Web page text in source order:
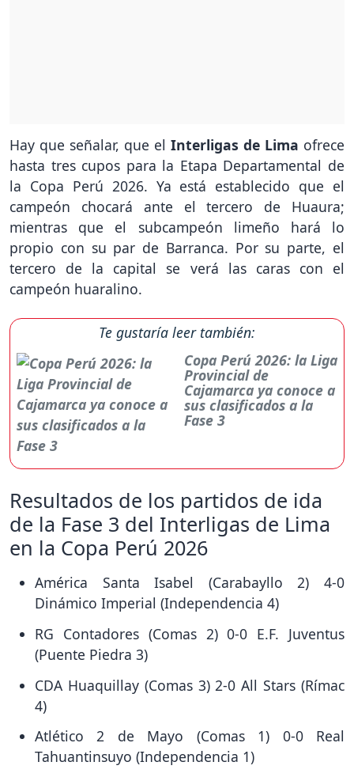
Hay que señalar, que el Interligas de Lima ofrece
hasta tres cupos para la Etapa Departamental de
la Copa Perú 2026. Ya está establecido que el
campeón chocará ante el tercero de Huaura;
mientras que el subcampeón limeño hará lo
propio con su par de Barranca. Por su parte, el
tercero de la capital se verá las caras con el
campeón huaralino.
Te gustaría leer también:
Copa Perú 2026: la Liga
Provincial de
Cajamarca ya conoce a
sus clasificados a la
Fase 3
Resultados de los partidos de ida
de la Fase 3 del Interligas de Lima
en la Copa Perú 2026
América Santa Isabel (Carabayllo 2) 4-0
Dinámico Imperial (Independencia 4)
RG Contadores (Comas 2) 0-0 E.F. Juventus
(Puente Piedra 3)
CDA Huaquillay (Comas 3) 2-0 All Stars (Rímac
4)
Atlético 2 de Mayo (Comas 1) 0-0 Real
Tahuantinsuyo (Independencia 1)